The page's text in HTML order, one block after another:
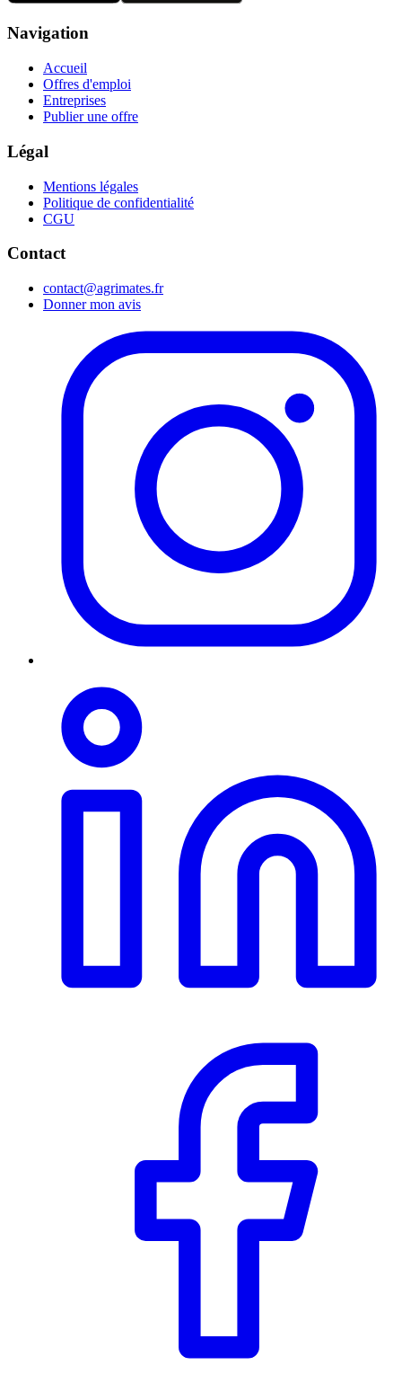
Navigation
Accueil
Offres d'emploi
Entreprises
Publier une offre
Légal
Mentions légales
Politique de confidentialité
CGU
Contact
contact@agrimates.fr
Donner mon avis